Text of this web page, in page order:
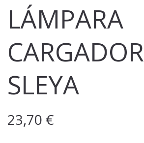
LÁMPARA
CARGADOR
SLEYA
23,70 €